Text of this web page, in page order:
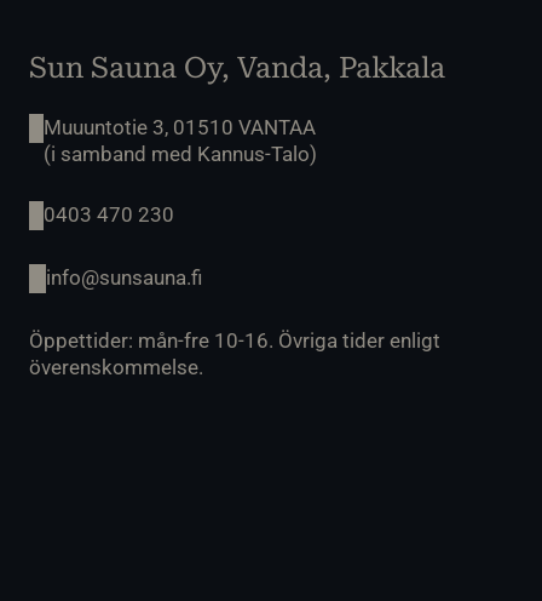
Sun Sauna Oy, Vanda, Pakkala
Muuuntotie 3, 01510 VANTAA
(i samband med Kannus-Talo)
0403 470 230
info@sunsauna.fi
Öppettider: mån-fre 10-16. Övriga tider enligt
överenskommelse.